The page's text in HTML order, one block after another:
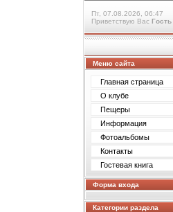
Пт, 07.08.2026, 06:47
Приветствую Вас Гость
Меню сайта
Главная страница
О клубе
Пещеры
Информация
Фотоальбомы
Контакты
Гостевая книга
Форма входа
Категории раздела